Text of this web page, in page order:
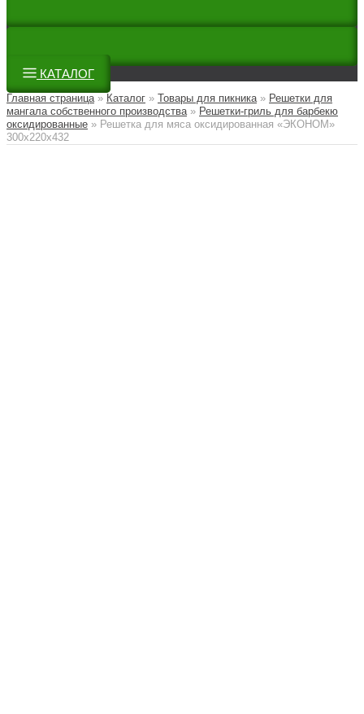
КАТАЛОГ
Главная страница» Каталог » Товары для пикника» Решетки для
мангала собственного производства» Решетки-гриль для барбекю
оксидированные » Решетка для мяса оксидированная «ЭКОНОМ»
300х220х432